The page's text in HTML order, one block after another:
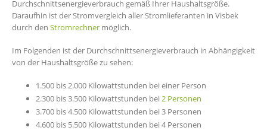
Durchschnittsenergieverbrauch gemäß Ihrer Haushaltsgröße.
Daraufhin ist der Stromvergleich aller Stromlieferanten in Visbek
durch den Stromrechner möglich.
Im Folgenden ist der Durchschnittsenergieverbrauch in Abhängigkeit
von der Haushaltsgröße zu sehen:
1.500 bis 2.000 Kilowattstunden bei einer Person
2.300 bis 3.500 Kilowattstunden bei2 Personen
3.700 bis 4.500 Kilowattstunden bei 3 Personen
4.600 bis 5.500 Kilowattstunden bei 4 Personen